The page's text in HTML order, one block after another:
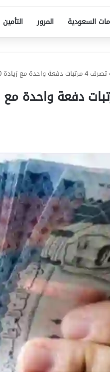
السعودية المرور التأمين
20% للمستفيدين من هذه الفئات